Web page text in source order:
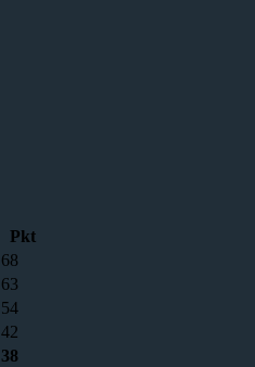
Pkt
68
63
54
42
38